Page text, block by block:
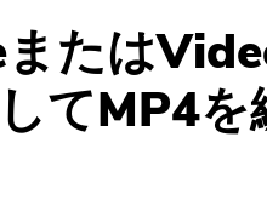
無料動画エ
無料写真コ
たは
てMP4を